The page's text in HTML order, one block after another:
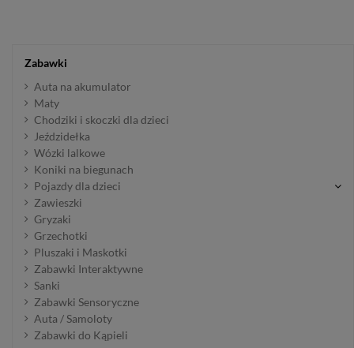
Zabawki
Auta na akumulator
Maty
Chodziki i skoczki dla dzieci
Jeździdełka
Wózki lalkowe
Koniki na biegunach
Pojazdy dla dzieci
Zawieszki
Gryzaki
Grzechotki
Pluszaki i Maskotki
Zabawki Interaktywne
Sanki
Zabawki Sensoryczne
Auta / Samoloty
Zabawki do Kąpieli